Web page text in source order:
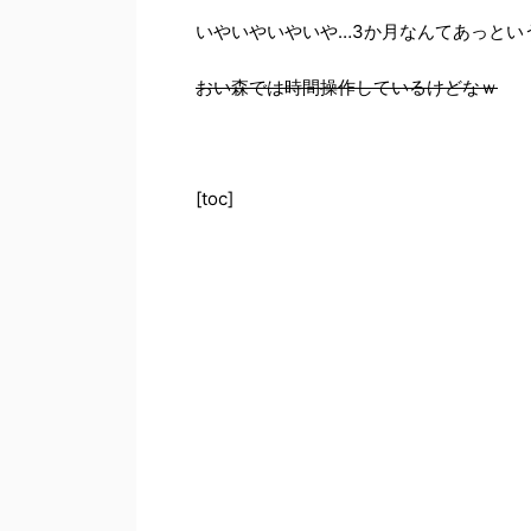
いやいやいやいや…3か月なんてあっとい
おい森では時間操作しているけどなｗ
[toc]